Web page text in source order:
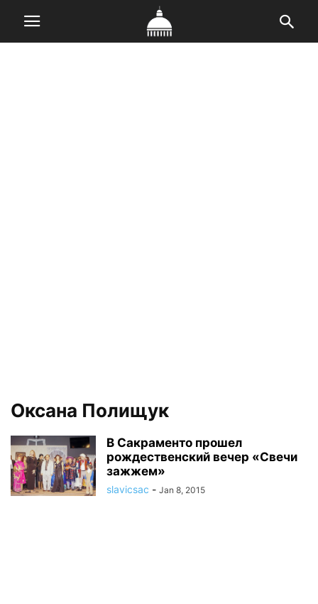
Оксана Полищук
В Сакраменто прошел
рождественский вечер «Свечи
зажжем»
slavicsac - Jan 8, 2015